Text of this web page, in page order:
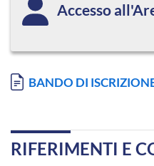
Accesso
Documento
BANDO DI
RIFERIMENTI E